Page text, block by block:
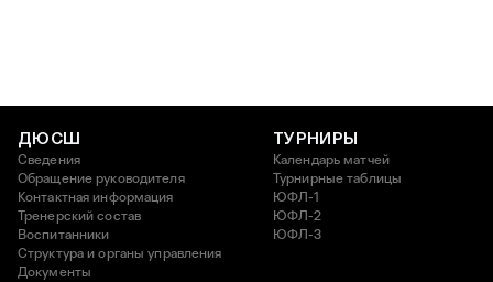
ДЮСШ
Сведения
Обращение руководителя
Контактная информация
Тренерский состав
Воспитанники
Структура и органы управления
Документы
ТУРНИРЫ
Календарь матчей
Турнирные таблицы
ЮФЛ-1
ЮФЛ-2
ЮФЛ-3